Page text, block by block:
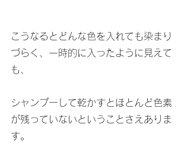
こうなるとどんな色を入れても染まり
づらく、一時的に入ったように見えて
も、
シャンプーして乾かすとほとんど色素
が残っていないということさえありま
す。